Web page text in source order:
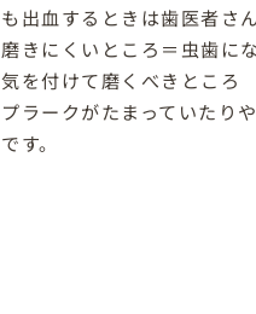
も出血するときは歯医者さ
磨きにくいところ＝虫歯に
気を付けて磨くべきところ
プラークがたまっていたり
です。